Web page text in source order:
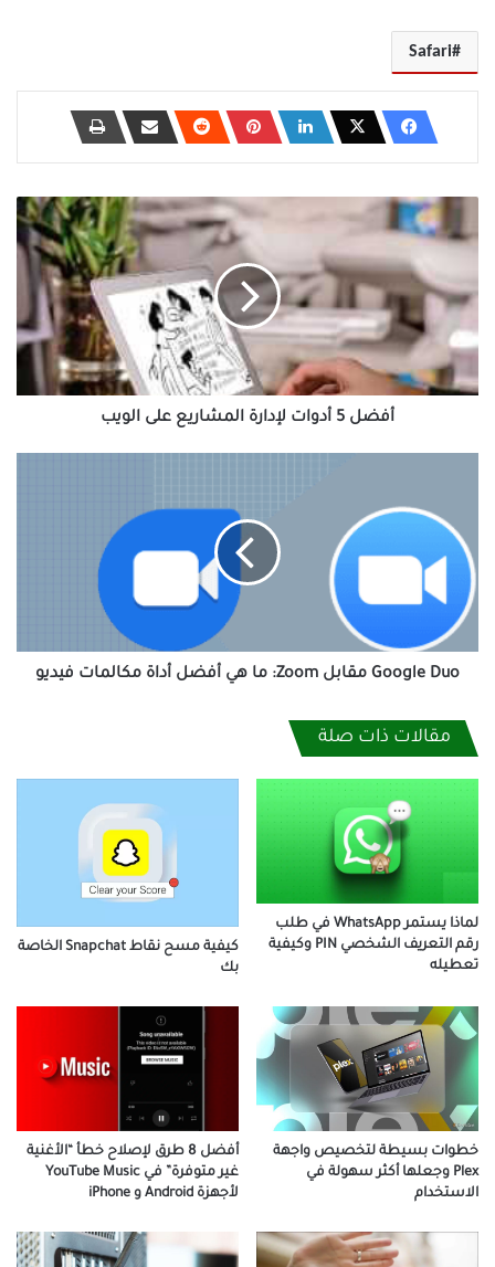
Safari
أفضل
المشاريع
الويب
أفضل 5 أدوات لإدارة المشاريع على الويب
Zoom:
ما
هي
أفضل
أداة
مكالمات
فيديوGoogle Duo مقابل Zoom: ما هي أفضل أداة مكالمات فيديو
مقالات ذات صلة
لماذا يستمر WhatsApp في طلب
رقم التعريف الشخصي PIN وكيفية
تعطيله
كيفية مسح نقاط Snapchat الخاصة
بك
خطوات بسيطة لتخصيص واجهة
Plex وجعلها أكثر سهولة في
الاستخدام
أفضل 8 طرق لإصلاح خطأ “الأغنية
غير متوفرة” في YouTube Music
لأجهزة Android و iPhone